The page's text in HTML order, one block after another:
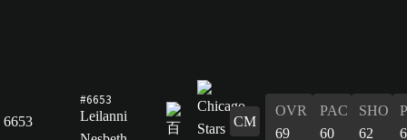
6653
#6653
Leilanni
CM
OVR
69
PAC
60
SHO
62